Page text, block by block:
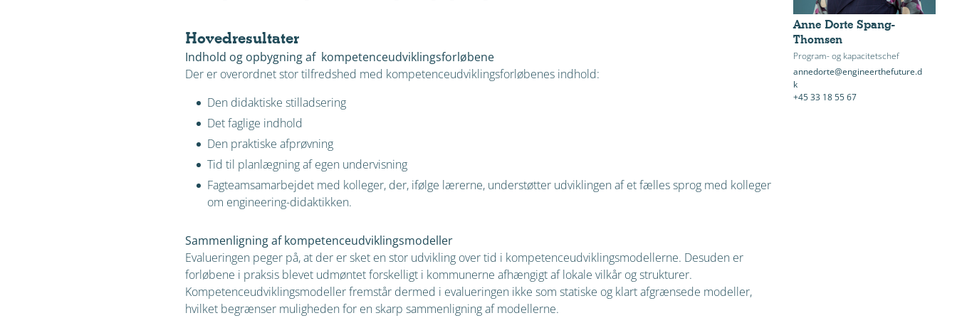
Hovedresultater
Indhold og opbygning af kompetenceudviklingsforløbene
Der er overordnet stor tilfredshed med kompetenceudviklingsforløbenes indhold:
Den didaktiske stilladsering
Det faglige indhold
Den praktiske afprøvning
Tid til planlægning af egen undervisning
Fagteamsamarbejdet med kolleger, der, ifølge lærerne, understøtter udviklingen af et fælles sprog med kolleger
om engineering-didaktikken.
Sammenligning af kompetenceudviklingsmodeller
Evalueringen peger på, at der er sket en stor udvikling over tid i kompetenceudviklingsmodellerne. Desuden er
forløbene i praksis blevet udmøntet forskelligt i kommunerne afhængigt af lokale vilkår og strukturer.
Kompetenceudviklingsmodeller fremstår dermed i evalueringen ikke som statiske og klart afgrænsede modeller,
hvilket begrænser muligheden for en skarp sammenligning af modellerne.
Anne Dorte Spang-
Thomsen
Program- og kapacitetschef
annedorte@engineerthefuture.d
k
+45 33 18 55 67